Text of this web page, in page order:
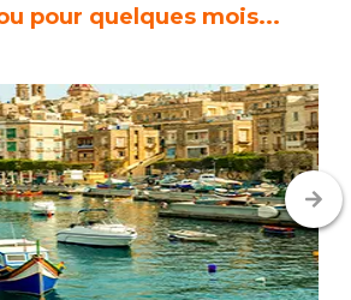
pour quelques mois...